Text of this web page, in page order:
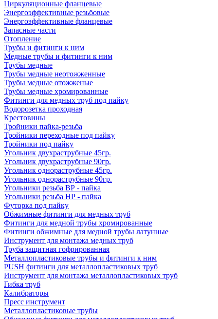
Циркуляционные фланцевые
Энергоэффективные резьбовые
Энергоэффективные фланцевые
Запасные части
Отопление
Трубы и фитинги к ним
Медные трубы и фитинги к ним
Трубы медные
Трубы медные неотожженные
Трубы медные отожженые
Трубы медные хромированные
Фитинги для медных труб под пайку
Водорозетка проходная
Крестовины
Тройники пайка-резьба
Тройники переходные под пайку
Тройники под пайку
Угольник двухраструбные 45гр.
Угольник двухраструбные 90гр.
Угольник однораструбные 45гр.
Угольник однораструбные 90гр.
Угольники резьба ВР - пайка
Угольники резьба НР - пайка
Футорка под пайку
Обжимные фитинги для медных труб
Фитинги для медной трубы хромированные
Фитинги обжимные для медной трубы латунные
Инструмент для монтажа медных труб
Труба защитная гофрированная
Металлопластиковые трубы и фитинги к ним
PUSH фитинги для металлопластиковых труб
Инструмент для монтажа металлопластиковых труб
Гибка труб
Калибраторы
Пресс инструмент
Металлопластиковые трубы